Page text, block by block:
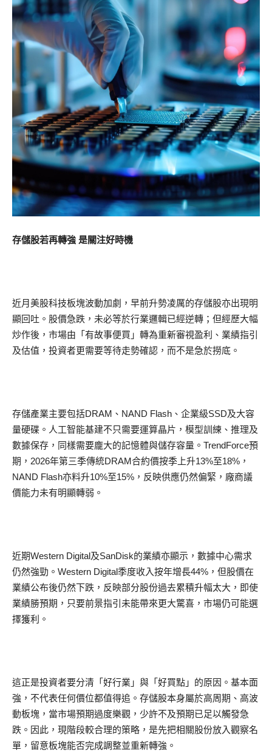
存儲股若再轉強 是關注好時機
近月美股科技板塊波動加劇，早前升勢凌厲的存儲股亦出現明
顯回吐。股價急跌，未必等於行業邏輯已經逆轉；但經歷大幅
炒作後，市場由「有故事便買」轉為重新審視盈利、業績指引
及估值，投資者更需要等待走勢確認，而不是急於撈底。
存儲產業主要包括DRAM、NAND Flash、企業級SSD及大容
量硬碟。人工智能基建不只需要運算晶片，模型訓練、推理及
數據保存，同樣需要龐大的記憶體與儲存容量。TrendForce預
期，2026年第三季傳統DRAM合約價按季上升13%至18%，
NAND Flash亦料升10%至15%，反映供應仍然偏緊，廠商議
價能力未有明顯轉弱。
近期Western Digital及SanDisk的業績亦顯示，數據中心需求
仍然強勁。Western Digital季度收入按年增長44%，但股價在
業績公布後仍然下跌，反映部分股份過去累積升幅太大，即使
業績勝預期，只要前景指引未能帶來更大驚喜，市場仍可能選
擇獲利。
這正是投資者要分清「好行業」與「好買點」的原因。基本面
強，不代表任何價位都值得追。存儲股本身屬於高周期、高波
動板塊，當市場預期過度樂觀，少許不及預期已足以觸發急
跌。因此，現階段較合理的策略，是先把相關股份放入觀察名
單，留意板塊能否完成調整並重新轉強。